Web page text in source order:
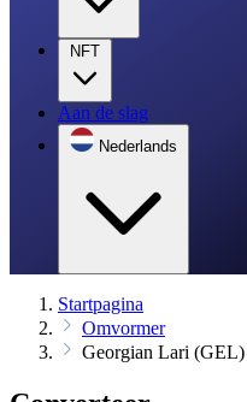
NFT
Aan de slag
Nederlands
Startpagina
Omvormer
Georgian Lari